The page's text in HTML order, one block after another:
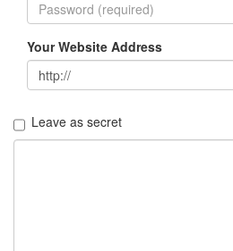
Your Website Address
Leave as secret
by
BASMAN
BLB-